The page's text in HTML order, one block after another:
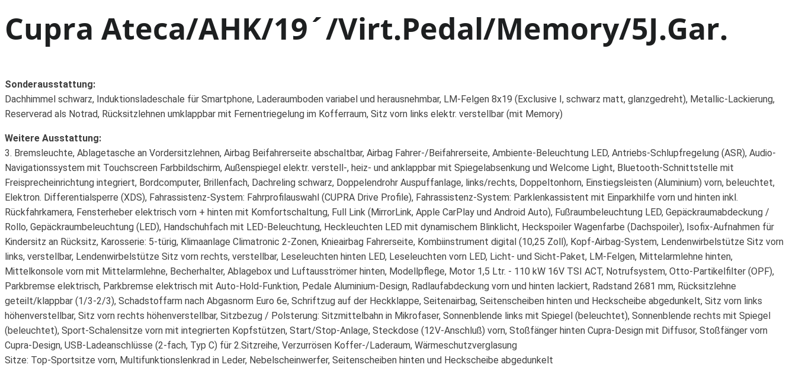
Cupra Ateca/AHK/19´/Virt.Pedal/Memory/5J.Gar.
Sonderausstattung:
Dachhimmel schwarz, Induktionsladeschale für Smartphone, Laderaumboden variabel und herausnehmbar, LM-Felgen 8x19 (Exclusive I, schwarz matt, glanzgedreht), Metallic-Lackierung,
Reserverad als Notrad, Rücksitzlehnen umklappbar mit Fernentriegelung im Kofferraum, Sitz vorn links elektr. verstellbar (mit Memory)
Weitere Ausstattung:
3. Bremsleuchte, Ablagetasche an Vordersitzlehnen, Airbag Beifahrerseite abschaltbar, Airbag Fahrer-/Beifahrerseite, Ambiente-Beleuchtung LED, Antriebs-Schlupfregelung (ASR), Audio-
Navigationssystem mit Touchscreen Farbbildschirm, Außenspiegel elektr. verstell-, heiz- und anklappbar mit Spiegelabsenkung und Welcome Light, Bluetooth-Schnittstelle mit
Freisprecheinrichtung integriert, Bordcomputer, Brillenfach, Dachreling schwarz, Doppelendrohr Auspuffanlage, links/rechts, Doppeltonhorn, Einstiegsleisten (Aluminium) vorn, beleuchtet,
Elektron. Differentialsperre (XDS), Fahrassistenz-System: Fahrprofilauswahl (CUPRA Drive Profile), Fahrassistenz-System: Parklenkassistent mit Einparkhilfe vorn und hinten inkl.
Rückfahrkamera, Fensterheber elektrisch vorn + hinten mit Komfortschaltung, Full Link (MirrorLink, Apple CarPlay und Android Auto), Fußraumbeleuchtung LED, Gepäckraumabdeckung /
Rollo, Gepäckraumbeleuchtung (LED), Handschuhfach mit LED-Beleuchtung, Heckleuchten LED mit dynamischem Blinklicht, Heckspoiler Wagenfarbe (Dachspoiler), Isofix-Aufnahmen für
Kindersitz an Rücksitz, Karosserie: 5-türig, Klimaanlage Climatronic 2-Zonen, Knieairbag Fahrerseite, Kombiinstrument digital (10,25 Zoll), Kopf-Airbag-System, Lendenwirbelstütze Sitz vorn
links, verstellbar, Lendenwirbelstütze Sitz vorn rechts, verstellbar, Leseleuchten hinten LED, Leseleuchten vorn LED, Licht- und Sicht-Paket, LM-Felgen, Mittelarmlehne hinten,
Mittelkonsole vorn mit Mittelarmlehne, Becherhalter, Ablagebox und Luftausströmer hinten, Modellpflege, Motor 1,5 Ltr. - 110 kW 16V TSI ACT, Notrufsystem, Otto-Partikelfilter (OPF),
Parkbremse elektrisch, Parkbremse elektrisch mit Auto-Hold-Funktion, Pedale Aluminium-Design, Radlaufabdeckung vorn und hinten lackiert, Radstand 2681 mm, Rücksitzlehne
geteilt/klappbar (1/3-2/3), Schadstoffarm nach Abgasnorm Euro 6e, Schriftzug auf der Heckklappe, Seitenairbag, Seitenscheiben hinten und Heckscheibe abgedunkelt, Sitz vorn links
höhenverstellbar, Sitz vorn rechts höhenverstellbar, Sitzbezug / Polsterung: Sitzmittelbahn in Mikrofaser, Sonnenblende links mit Spiegel (beleuchtet), Sonnenblende rechts mit Spiegel
(beleuchtet), Sport-Schalensitze vorn mit integrierten Kopfstützen, Start/Stop-Anlage, Steckdose (12V-Anschluß) vorn, Stoßfänger hinten Cupra-Design mit Diffusor, Stoßfänger vorn
Cupra-Design, USB-Ladeanschlüsse (2-fach, Typ C) für 2.Sitzreihe, Verzurrösen Koffer-/Laderaum, Wärmeschutzverglasung
Sitze: Top-Sportsitze vorn, Multifunktionslenkrad in Leder, Nebelscheinwerfer, Seitenscheiben hinten und Heckscheibe abgedunkelt